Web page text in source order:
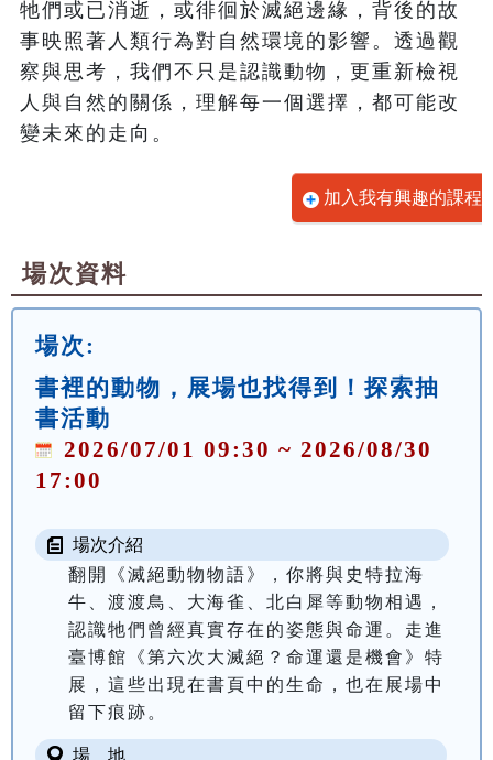
牠們或已消逝，或徘徊於滅絕邊緣，背後的故
事映照著人類行為對自然環境的影響。透過觀
察與思考，我們不只是認識動物，更重新檢視
人與自然的關係，理解每一個選擇，都可能改
變未來的走向。
加入我有興趣的課程
場次資料
場次:
書裡的動物，展場也找得到！探索抽
書活動
2026/07/01 09:30 ~ 2026/08/30
17:00
場次介紹
翻開《滅絕動物物語》，你將與史特拉海
牛、渡渡鳥、大海雀、北白犀等動物相遇，
認識牠們曾經真實存在的姿態與命運。走進
臺博館《第六次大滅絕？命運還是機會》特
展，這些出現在書頁中的生命，也在展場中
留下痕跡。
場 地